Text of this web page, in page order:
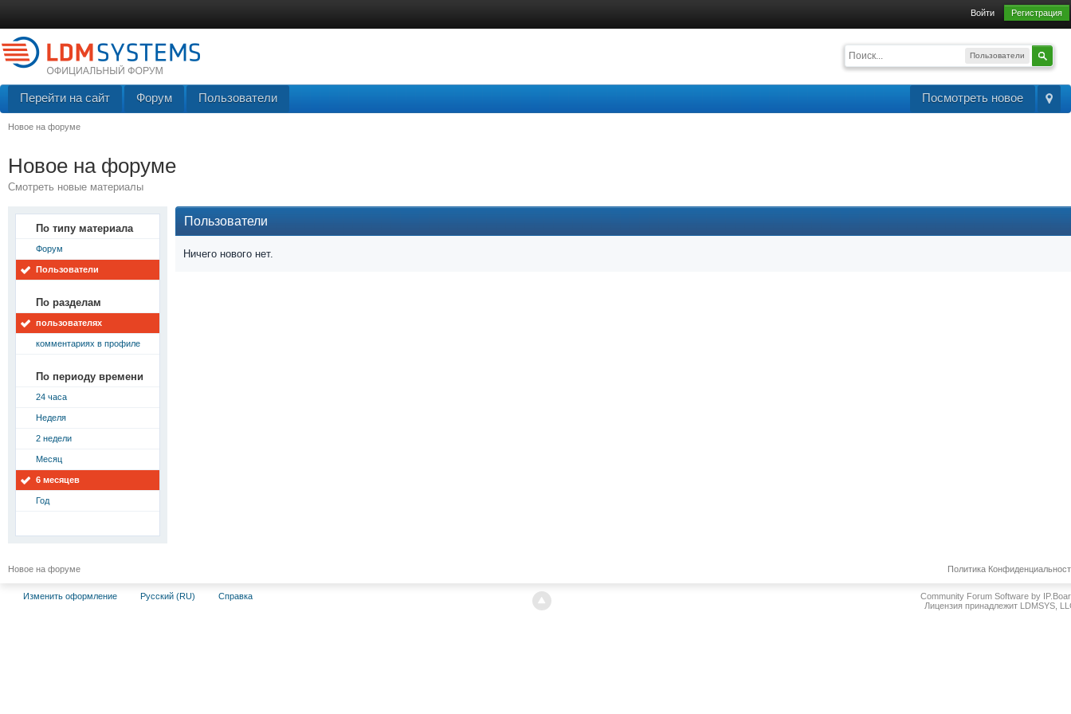
Войти Регистрация
Пользователи
Посмотреть новое
Перейти на сайт Форум Пользователи
Новое на форуме
Новое на форуме
Смотреть новые материалы
По типу материала
Форум
Пользователи
По разделам
пользователях
комментариях в профиле
По периоду времени
24 часа
Неделя
2 недели
Месяц
6 месяцев
Год
Пользователи
Ничего нового нет.
Новое на форуме Политика
Изменить оформление Русский (RU) Справка
Community Forum Software by
Лицензия принадлежит LDMSYS,